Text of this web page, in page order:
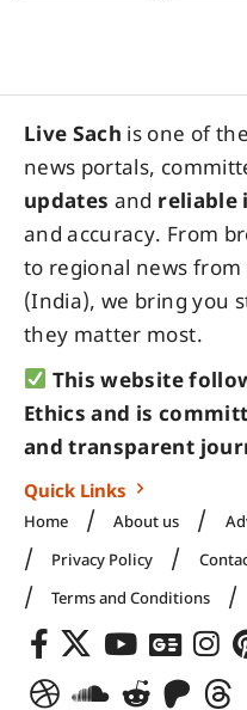
Live Sach is one of
news portals,
updates and reliable
and accuracy. From
to regional news
(India), we bring you
they matter most.
This website
Ethics and is
and transparent
Quick Links
Home About us
Privacy Policy
Terms and Conditions